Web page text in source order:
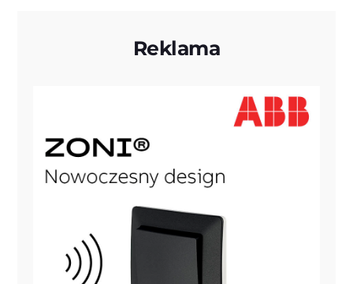
Reklama